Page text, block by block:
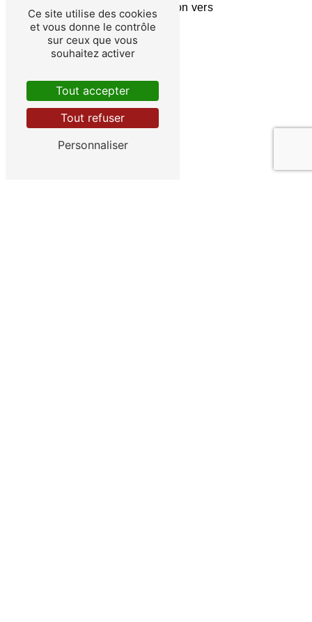
entreprises dans leur transition vers
l'automatisation industrielle.
En savoir plus
Contactez-nous
Ce site utilise des cookies
et vous donne le contrôle
sur ceux que vous
souhaitez activer
Tout accepter
Tout refuser
Personnaliser